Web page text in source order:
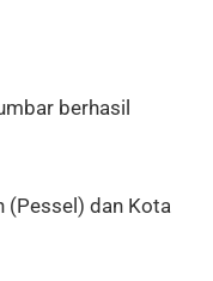
berhasil
(Pessel) dan Kota